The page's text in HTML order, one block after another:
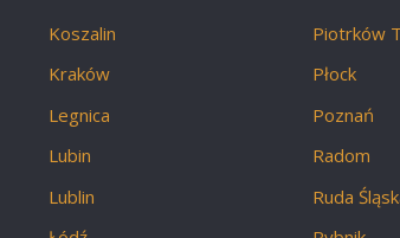
Koszalin
Kraków
Legnica
Lubin
Lublin
Piotrków
Płock
Poznań
Radom
Ruda